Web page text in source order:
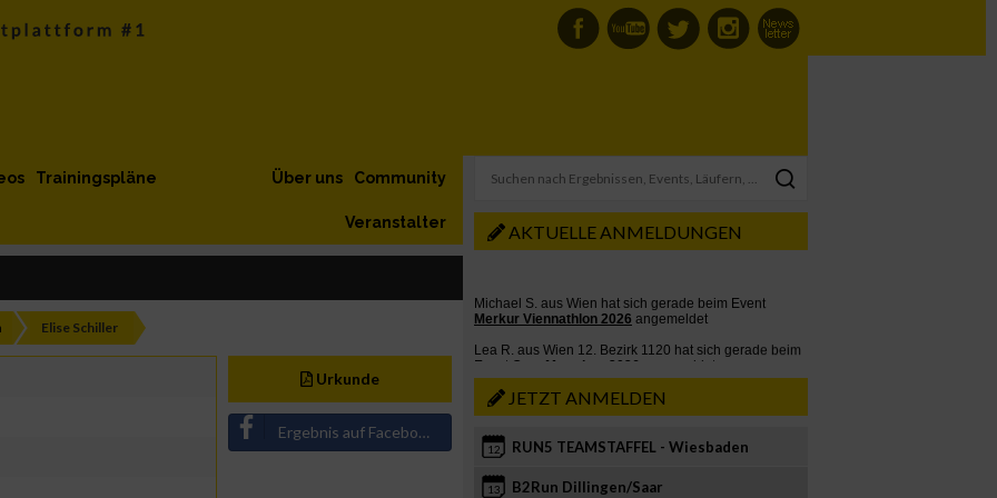
Trainingspläne Community
Über uns
Veranstalter
Elise Schiller
Urkunde
Ergebnis auf Facebook teilen
AKTUELLE ANMELDUNGEN
JETZT ANMELDEN
12 RUN5 TEAMSTAFFEL - Wiesbaden
13 B2Run Dillingen/Saar